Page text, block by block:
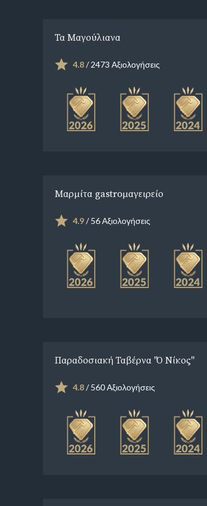
Τα Μαγούλιανα
4.8/ 2473 Αξιολογήσεις
Μαρμίτα gastroμαγειρείο
4.9/ 56 Αξιολογήσεις
Παραδοσιακή Ταβέρνα "Ο Νίκος"
4.8/ 560 Αξιολογήσεις